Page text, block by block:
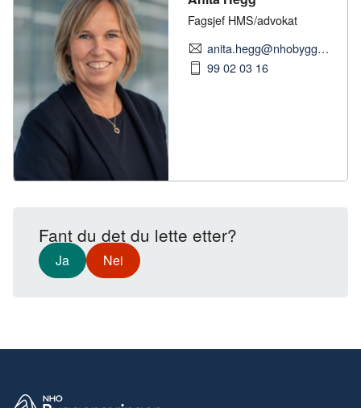
Fagsjef HMS/advokat
anita.hegg@nhobyggenaringen.no
99 02 03 16
Fant du det du lette etter?
Ja Nei